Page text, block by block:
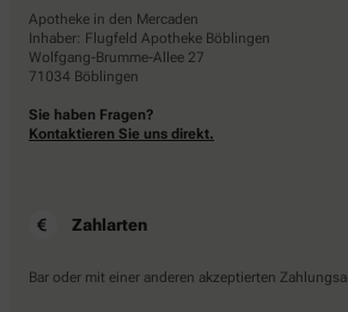
Apotheke in den Mercaden
Inhaber: Flugfeld Apotheke Böblingen
Wolfgang-Brumme-Allee 27
71034 Böblingen
Sie haben Fragen?
Kontaktieren Sie uns direkt.
Zahlarten
Bar oder mit einer anderen akzeptierten